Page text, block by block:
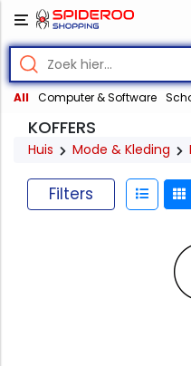
All Computer & Software
KOFFERS
Huis Mode & Kleding
Filters